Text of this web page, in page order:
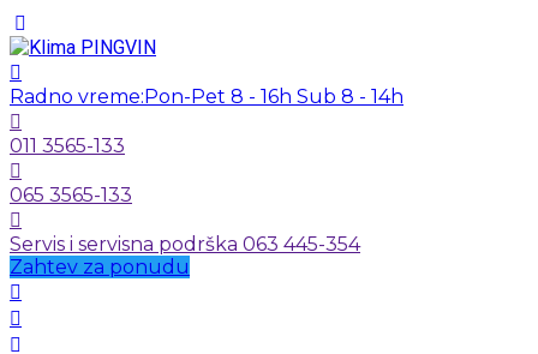
Radno vreme:Pon-Pet 8 - 16h Sub 8 - 14h
011 3565-133
065 3565-133
Servis i servisna podrška 063 445-354
Zahtev za ponudu